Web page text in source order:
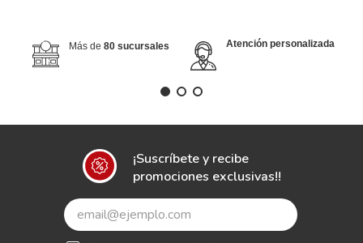
Más de 80 sucursales Atención personalizada
¡Suscríbete y recibe
promociones exclusivas!!